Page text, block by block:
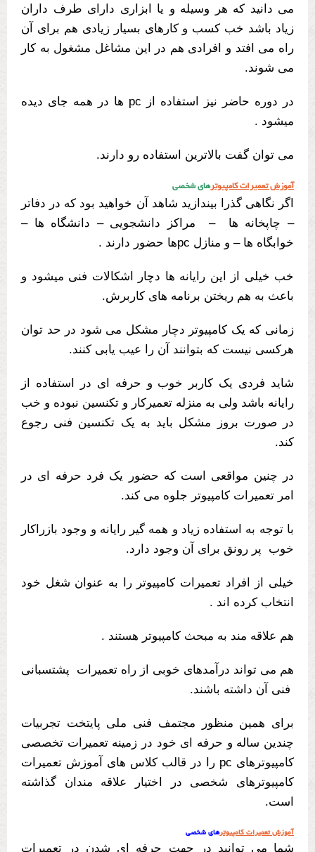
می دانید که هر وسیله و یا ابزاری دارای طرف داران
زیاد باشد خب کسب و کارهای بسیار زیادی هم برای آن
راه می افتد و افرادی هم در این مشاغل مشغول به کار
می شوند.
در دوره حاضر نیز استفاده از pc ها در همه جای دیده
میشود .
می توان گفت بالاترین استفاده رو دارند.
آموزش تعمیرات کامپیوترهای شخصی
اگر نگاهی گذرا بیندازید شاهد آن خواهید بود که در دفاتر
– چاپخانه ها – مراکز دانشجویی – دانشگاه ها –
خوابگاه ها – و منازل pcها حضور دارند .
خب خیلی از این رایانه ها دچار اشکالات فنی میشود و
باعث به هم ریختن برنامه های کاربرش.
زمانی که یک کامپیوتر دچار مشکل می شود در حد توان
هرکسی نیست که بتوانند آن را عیب یابی کنند.
شاید فردی یک کاربر خوب و حرفه ای در استفاده از
رایانه باشد ولی به منزله تعمیرکار و تکنسین نبوده و خب
در صورت بروز مشکل باید به یک تکنسین فنی رجوع
کند.
در چنین مواقعی است که حضور یک فرد حرفه ای در
امر تعمیرات کامپیوتر جلوه می کند.
با توجه به استفاده زیاد و همه گیر رایانه و وجود بازراکار
خوب پر رونق برای آن وجود دارد.
خیلی از افراد تعمیرات کامپیوتر را به عنوان شغل خود
انتخاب کرده اند .
هم علاقه مند به مبحث کامپیوتر هستند .
هم می تواند درآمدهای خوبی از راه تعمیرات پشتسبانی
فنی آن داشته باشند.
برای همین منظور مجتمف فنی ملی پایتخت تجربیات
چندین ساله و حرفه ای خود در زمینه تعمیرات تخصصی
کامپیوترهای pc را در قالب کلاس های آموزش تعمیرات
کامپیوترهای شخصی در اختیار علاقه مندان گذاشته
است.
آموزش تعمیرات کامپیوترهای شخصی
شما می توانید در جهت حرفه ای شدن در تعمیرات